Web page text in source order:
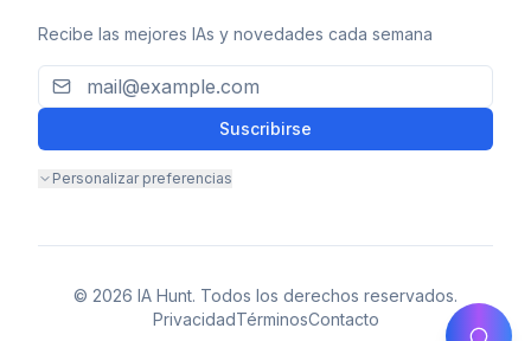
Recibe las mejores IAs y novedades cada semana
Suscribirse
Personalizar preferencias
© 2026 IA Hunt. Todos los derechos reservados.
PrivacidadTérminosContacto